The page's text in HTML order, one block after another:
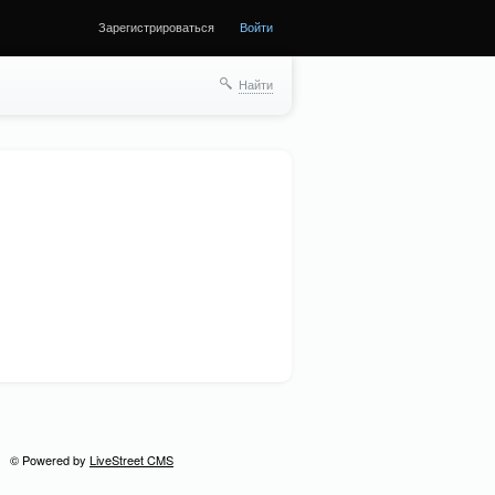
Зарегистрироваться Войти
Найти
© Powered by LiveStreet CMS